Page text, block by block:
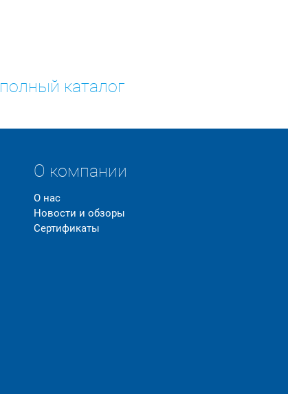
полный каталог
О компании
О нас
Новости и обзоры
Сертификаты